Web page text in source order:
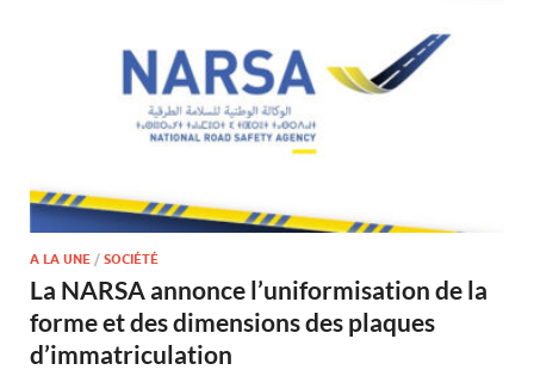
A LA UNE / SOCIÉTÉ
La NARSA annonce l’uniformisation de la
forme et des dimensions des plaques
d’immatriculation